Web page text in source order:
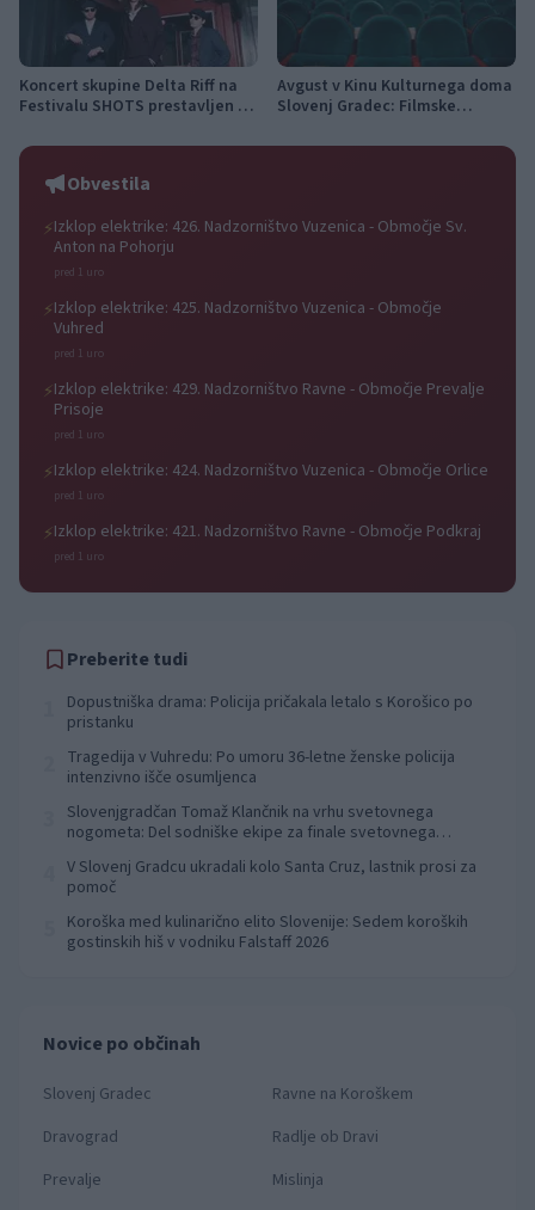
Koncert skupine Delta Riff na
Festivalu SHOTS prestavljen na
Avgust v Kinu Kulturnega doma
Slovenj Gradec: Filmske
počitniški kino
Obvestila
⚡Izklop elektrike: 426. Nadzorništvo Vuzenica - Območje Sv.
Anton na Pohorju
pred 1 uro
⚡Izklop elektrike: 425. Nadzorništvo Vuzenica - Območje
Vuhred
pred 1 uro
⚡Izklop elektrike: 429. Nadzorništvo Ravne - Območje Prevalje
Prisoje
pred 1 uro
⚡Izklop elektrike: 424. Nadzorništvo Vuzenica - Območje Orlice
pred 1 uro
⚡Izklop elektrike: 421. Nadzorništvo Ravne - Območje Podkraj
pred 1 uro
Preberite tudi
Dopustniška drama: Policija pričakala letalo s Korošico po
pristanku
Tragedija v Vuhredu: Po umoru 36-letne ženske policija
intenzivno išče osumljenca
Slovenjgradčan Tomaž Klančnik na vrhu svetovnega
nogometa: Del sodniške ekipe za finale svetovnega
V Slovenj Gradcu ukradali kolo Santa Cruz, lastnik prosi za
pomoč
Koroška med kulinarično elito Slovenije: Sedem koroških
gostinskih hiš v vodniku Falstaff 2026
Novice po občinah
Slovenj Gradec
Ravne na Koroškem
Dravograd
Radlje ob Dravi
Prevalje
Mislinja